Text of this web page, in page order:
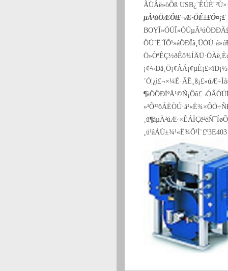
ÃÜÂë»òÕß
µÂ¹úÖÆÔì£¬Æ·ÖÊ±£Ö¤¡£
¸ü¹âÁÙ±¾¹«Ë¾Õ¹Ì¨£º3E403